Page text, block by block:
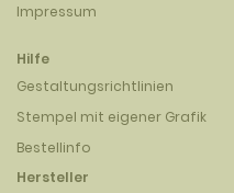
Impressum
Hilfe
Gestaltungsrichtlinien
Stempel mit eigener Grafik
Bestellinfo
Hersteller